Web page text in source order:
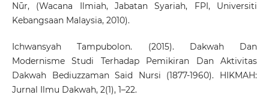
Nūr, (Wacana Ilmiah, Jabatan Syariah, FPI, Universiti
Kebangsaan Malaysia, 2010).
Ichwansyah Tampubolon. (2015). Dakwah Dan
Modernisme Studi Terhadap Pemikiran Dan Aktivitas
Dakwah Bediuzzaman Said Nursi (1877-1960). HIKMAH:
Jurnal Ilmu Dakwah, 2(1), 1–22.